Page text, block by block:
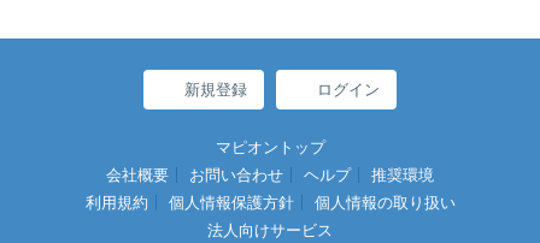
新規登録 ログイン
マピオントップ
会社概要
お問い合わせ ヘルプ
推奨環境
利用規約
個人情報保護方針
個人情報の取り扱い
法人向けサービス